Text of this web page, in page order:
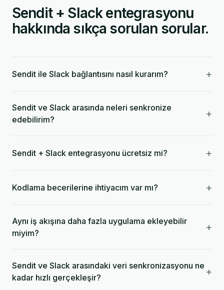
Sendit + Slack entegrasyonu
hakkında sıkça sorulan sorular.
Sendit ile Slack bağlantısını nasıl kurarım? +
Sendit ve Slack arasında neleri senkronize
edebilirim?
+
Sendit + Slack entegrasyonu ücretsiz mi? +
Kodlama becerilerine ihtiyacım var mı? +
Aynı iş akışına daha fazla uygulama ekleyebilir
miyim?
+
Sendit ve Slack arasındaki veri senkronizasyonu ne
kadar hızlı gerçekleşir?
+